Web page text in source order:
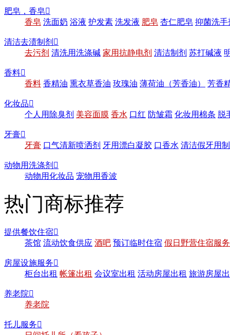
肥皂，香皂
香皂 洗面奶 浴液 护发素 洗发液 肥皂 杏仁肥皂 抑菌洗手
清洁去渍制剂 
去污剂 清洗用洗涤碱 家用抗静电剂 清洁制剂 苏打碱液
香料
香料 香精油 熏衣草香油 玫瑰油 薄荷油（芳香油） 芳香
化妆品
个人用除臭剂 美容面膜 香水 口红 防皱霜 化妆用棉条 脱
牙膏
牙膏 口气清新喷洒剂 牙用漂白凝胶 口香水 清洁假牙用
动物用洗涤剂 
动物用化妆品 宠物用香波
热门商标推荐
提供餐饮住宿
茶馆 流动饮食供应 酒吧 预订临时住宿 假日野营住宿服务
房屋设施服务
柜台出租 帐篷出租 会议室出租 活动房屋出租 旅游房屋
养老院
养老院
托儿服务